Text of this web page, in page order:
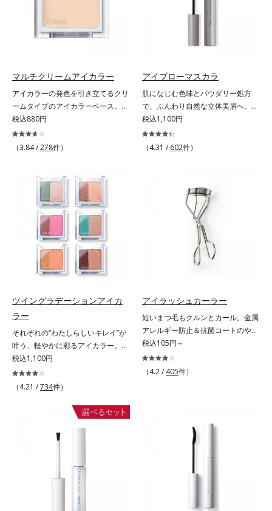
イヤーで、幾通りもの旬なアイメイ
クをお楽しみください。
黒髪の人におすすめ。スタイリッシ
ュブラウン：柔らかい印象に導くス
った髪色の人におすすめ。【ご使用
のスクリューブラシで毛流れを整え
た後、中央から眉山に向かって眉毛
の隙間を埋めるように描きます。②
眉山から眉尻へ描き、眉頭を整えま
す。③最後に、スクリューブラシで
全体を軽くぼかします。■ヒゲやも
みあげに使用する場合①付属のスク
書き足すように足りない部分や整え
たい部分を描きます。②最後に毛流
れに沿ってスクリューブラシで軽く
マルチクリームアイカラー
アイカラーの発色を引き立てるクリ
ームタイプのアイカラーベース。ア
イカラーの発色とツヤめきを最大限
に引き立てる、クリームタイプのア
イカラーベースです。アイカラーの
アイカラーの発色を高め、化粧のり
をUPさせます。さらに肌にしっか
り密着して、アイカラーのもちも高
めます。単品使いももちろんOK！
繊細なパールが角度によって瞬き、
目元を立体的に見せてくれます。
税込880円
（3.84 /278件）
アイブローマスカラ
肌になじむ色味とパウダリー処方
で、ふんわり自然な立体美眉へ。使
いやすさと仕上がりの美しさを追求
した眉マスカラです。日本人の肌に
自然になじむ、色調と彩度にこだわ
税込1,100円
（4.31 / 602件）
ツイングラデーションアイカ
ラー
それぞれの“わたしらしいキレイ”が
叶う、軽やかに彩るアイカラー。そ
れぞれの“わたしに似合う！”を叶え
る、絶妙な2色セットのデイリーア
イカラーです。自由に使い回せる濃
フに重ねるだけで美しいグラデーシ
ョンが作れて、瞳の印象を確実に
UP。重ね方次第で印象の異なる仕
色を考えたこだわりの色設計だか
ら、冒険カラーも肌にすんなりなじ
み、立体的で華やかな目元に仕上が
税込1,100円
（4.21 /734件）
アイラッシュカーラー
短いまつ毛もクルンとカール。金属
アレルギー防止＆抗菌コートのやさ
しさ設計。短いまつげもクルンとカ
ール。まぶたの丸み、目の幅を徹底
研究したオリジナルフレーム。くる
うに配慮しました。
税込105円～
（4.2 / 405件）